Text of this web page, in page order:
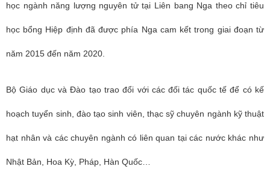
học ngành năng lượng nguyên tử tại Liên bang Nga theo chỉ tiêu
học bổng Hiệp định đã được phía Nga cam kết trong giai đoạn từ
năm 2015 đến năm 2020.
Bộ Giáo dục và Đào tạo trao đổi với các đối tác quốc tế để có kế
hoạch tuyển sinh, đào tạo sinh viên, thạc sỹ chuyên ngành kỹ thuật
hạt nhân và các chuyên ngành có liên quan tại các nước khác như
Nhật Bản, Hoa Kỳ, Pháp, Hàn Quốc…